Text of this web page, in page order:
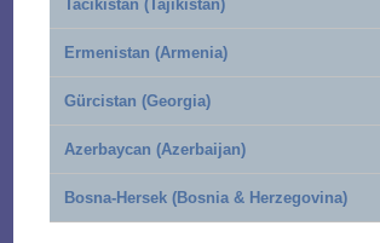
Tacikistan (Tajikistan)
Ermenistan (Armenia)
Gürcistan (Georgia)
Azerbaycan (Azerbaijan)
Bosna-Hersek (Bosnia & Herzegovina)